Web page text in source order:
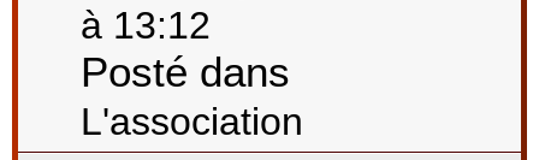
à 13:12
Posté dans
L'association